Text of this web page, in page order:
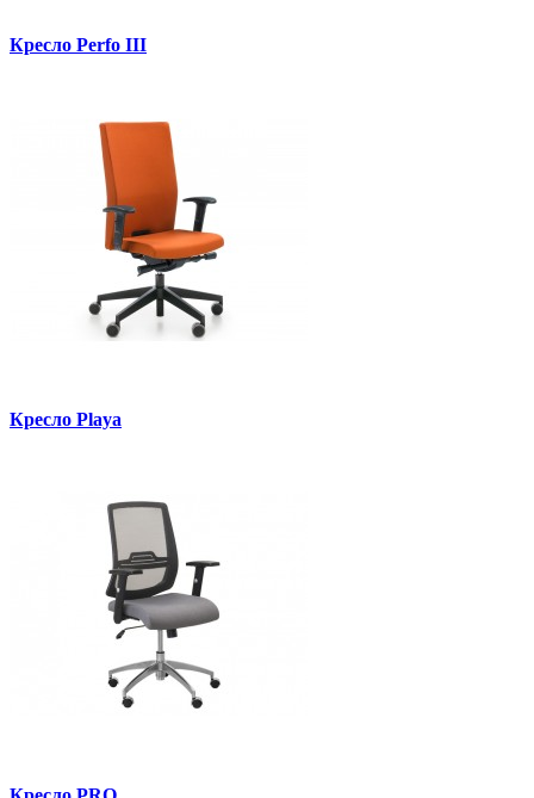
Кресло Perfo III
Кресло Playa